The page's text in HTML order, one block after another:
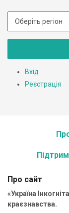
Вхід
Реєстрація
Про сайт
«Україна
краєзнавства.